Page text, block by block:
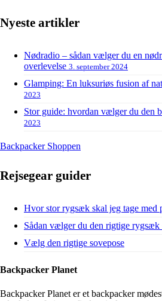
Nyeste artikler
Nødradio – sådan vælger du en
overlevelse 3. september 2024
Glamping: En luksuriøs fusion af
2023
Stor guide: hvordan vælger du den
2023
Backpacker Shoppen
Rejsegear guider
Hvor stor rygsæk skal jeg tage med
Sådan vælger du den rigtige
Vælg den rigtige sovepose
Backpacker Planet
Backpacker Planet er et backpacker